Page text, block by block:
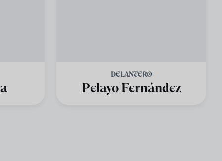
DELANTERO
Pelayo Fernández